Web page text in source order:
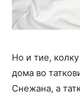
Но и тие,
дома во
Снежана, а